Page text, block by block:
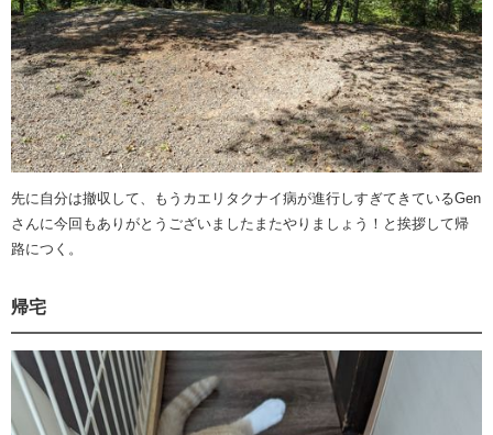
先に自分は撤収して、もうカエリタクナイ病が進行しすぎてきているGen
さんに今回もありがとうございましたまたやりましょう！と挨拶して帰
路につく。
帰宅